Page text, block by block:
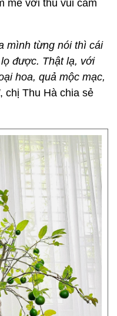
mê với thú vui cắm
mình từng nói thì cái
được. Thật lạ, với
hoa, quả mộc mạc,
, chị Thu Hà chia sẻ